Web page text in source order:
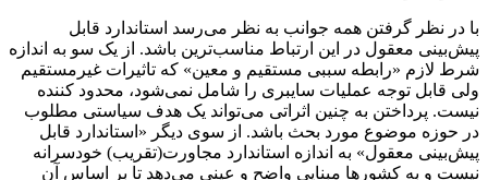
با در نظر گرفتن همه جوانب به نظر می‌رسد استاندارد قابل
پیش‌بینی معقول در این ارتباط مناسب‌ترین باشد. از یک سو به اندازه
شرط لازم «رابطه سببی مستقیم و معین» که تاثیرات غیرمستقیم
ولی قابل توجه عملیات سایبری را شامل نمی‌شود، محدود کننده
نیست. پرداختن به چنین اثراتی می‌تواند یک هدف سیاستی مطلوب
در حوزه موضوع مورد بحث باشد. از سوی دیگر «استاندارد قابل
پیش‌بینی معقول» به اندازه استاندارد مجاورت(تقریب) خودسرانه
نیست و به کشورها مبنایی واضح و عینی می‌دهد تا بر اساس آن